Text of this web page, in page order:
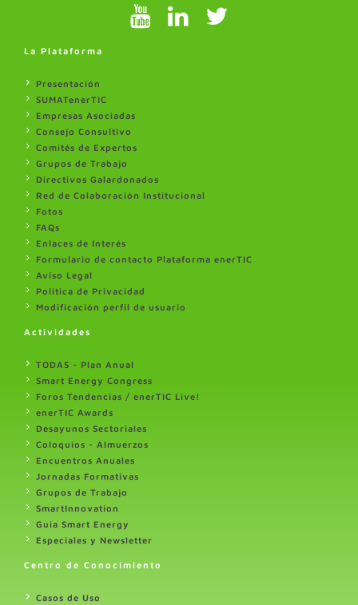
La Plataforma
Presentación
SUMATenerTIC
Empresas Asociadas
Consejo Consultivo
Comités de Expertos
Grupos de Trabajo
Directivos Galardonados
Red de Colaboración Institucional
Fotos
FAQs
Enlaces de Interés
Formulario de contacto Plataforma enerTIC
Aviso Legal
Politica de Privacidad
Modificación perfil de usuario
Actividades
TODAS - Plan Anual
Smart Energy Congress
Foros Tendencias / enerTIC Live!
enerTIC Awards
Desayunos Sectoriales
Coloquios - Almuerzos
Encuentros Anuales
Jornadas Formativas
Grupos de Trabajo
SmartInnovation
Guia Smart Energy
Especiales y Newsletter
Centro de Conocimiento
Casos de Uso